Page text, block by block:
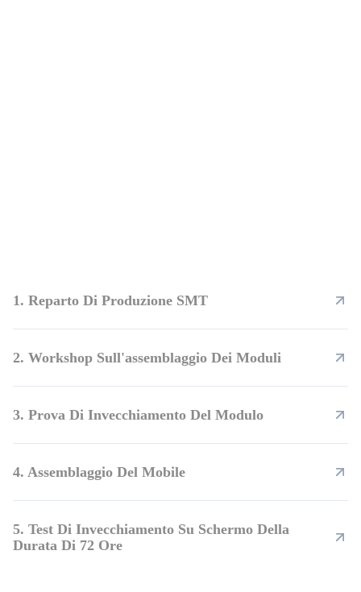
1. Reparto Di Produzione SMT
2. Workshop Sull'assemblaggio Dei Moduli
3. Prova Di Invecchiamento Del Modulo
4. Assemblaggio Del Mobile
5. Test Di Invecchiamento Su Schermo Della
Durata Di 72 Ore